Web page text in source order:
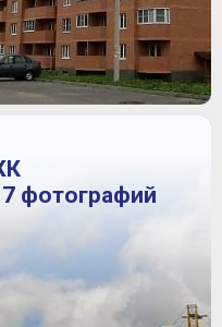
фотографий